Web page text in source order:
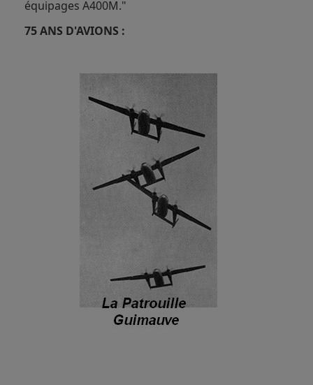
équipages A400M."
75 ANS D'AVIONS :